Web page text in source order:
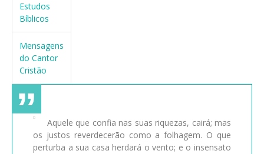
Estudos
Bíblicos
Mensagens
do Cantor
Cristão
Aquele que confia nas suas riquezas, cairá; mas
os justos reverdecerão como a folhagem. O que
perturba a sua casa herdará o vento; e o insensato